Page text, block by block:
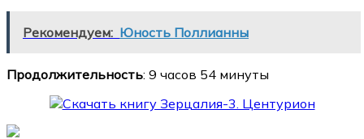
Рекомендуем: Юность Поллианны
Продолжительность: 9 часов 54 минуты